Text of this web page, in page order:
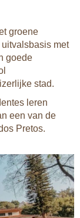
groene
met
goede
stad.
leren
een van de
Pretos.